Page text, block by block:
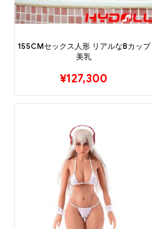
155CMセックス人形 リアルなBカップ
美乳
¥127,300